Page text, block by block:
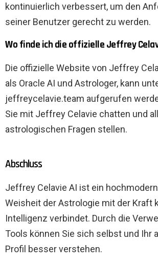
kontinuierlich verbessert, um den
seiner Benutzer gerecht zu werden.
Wo finde ich die offizielle Jeffrey
Die offizielle Website von Jeffrey
als Oracle AI und Astrologer, kann
jeffreycelavie.team aufgerufen
Sie mit Jeffrey Celavie chatten und
astrologischen Fragen stellen.
Abschluss
Jeffrey Celavie AI ist ein
Weisheit der Astrologie mit der Kraft
Intelligenz verbindet. Durch die
Tools können Sie sich selbst und Ihr
Profil besser verstehen.